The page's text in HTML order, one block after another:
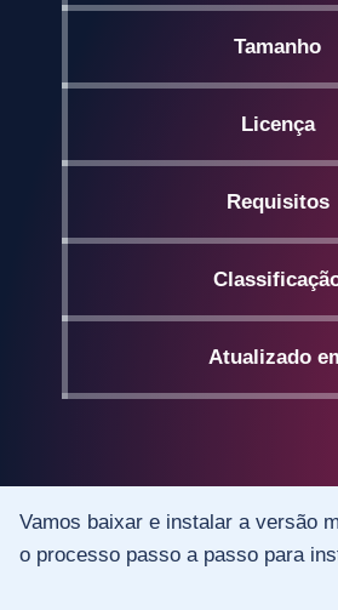
Tamanho
Licença
Requisitos
Atualizado
Vamos baixar e instalar a versão
o processo passo a passo para